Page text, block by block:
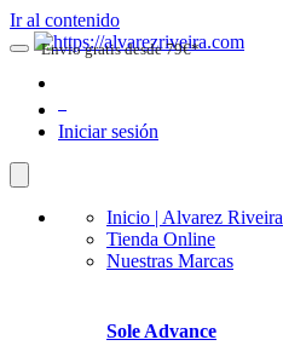
Ir al contenido
Iniciar sesión
Inicio | Alvarez Riveira
Tienda Online
Nuestras Marcas
Sole Advance
Envio gratis desde 79€*